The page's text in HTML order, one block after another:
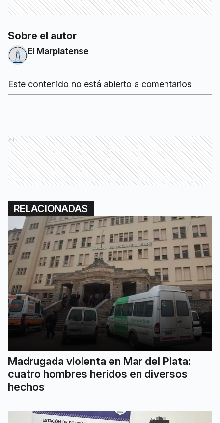
Sobre el autor
El Marplatense
Este contenido no está abierto a comentarios
Ads
RELACIONADAS
Madrugada violenta en Mar del Plata:
cuatro hombres heridos en diversos
hechos